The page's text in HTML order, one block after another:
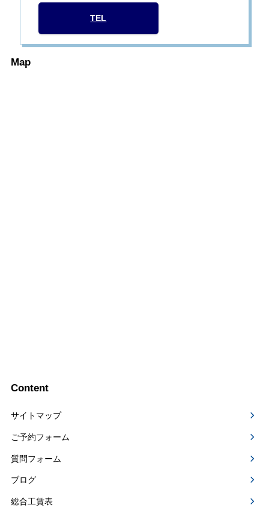
TEL
Map
Content
サイトマップ
ご予約フォーム
質問フォーム
ブログ
総合工賃表